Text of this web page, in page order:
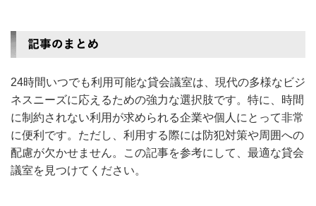
24時間いつでも利用可能な貸会議室は、現代の多様なビジ
ネスニーズに応えるための強力な選択肢です。特に、時間
に制約されない利用が求められる企業や個人にとって非常
に便利です。ただし、利用する際には防犯対策や周囲への
配慮が欠かせません。この記事を参考にして、最適な貸会
議室を見つけてください。